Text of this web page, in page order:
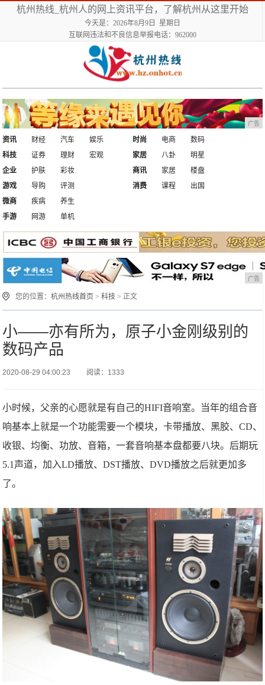
杭州热线_杭州人的网上资讯平台，了解杭州从这里开始
今天是：2026年8月9日 星期日
互联网违法和不良信息举报电话：962000
广告
资讯 财经 汽车
娱乐
科技
证券 理财 宏观
时尚 电商
数码
家居
八卦
明星
企业
护肤
彩妆
游戏
导购 评测
商讯 家居
楼盘
消费
课程
出国
微商
疾病
养生
手游
网游 单机
广告
您的位置：杭州热线首页 >科技 > 正文
小——亦有所为，原子小金刚级别的
数码产品
2020-08-29 04:00:23 阅读：1333
小时候，父亲的心愿就是有自己的HIFI音响室。当年的组合音
响基本上就是一个功能需要一个模块，卡带播放、黑胶、CD、
收银、均衡、功放、音箱，一套音响基本盘都要八块。后期玩
5.1声道，加入LD播放、DST播放、DVD播放之后就更加多
了。